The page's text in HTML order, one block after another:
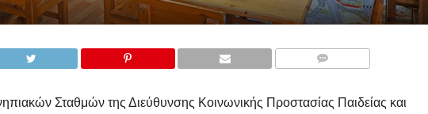
Σταθμών της Διεύθυνσης Κοινωνικής Προστασίας Παιδείας και